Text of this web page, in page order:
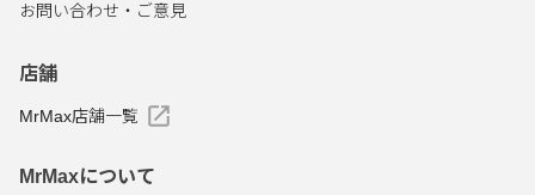
お問い合わせ・ご意見
店舗
MrMax店舗一覧
MrMaxについて